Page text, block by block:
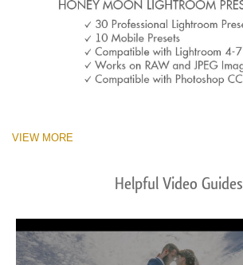
VIEW MORE
Helpful Video Guides